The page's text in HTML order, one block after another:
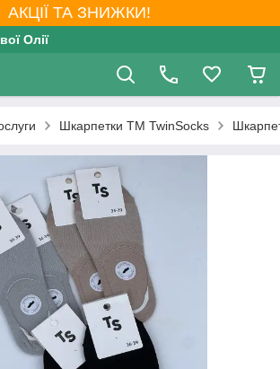
АКЦІЇ ТА ЗНИЖКИ!
Олії
Шкарпетки ТМ TwinSocks